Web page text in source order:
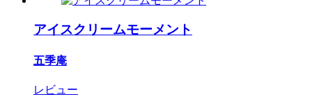
アイスクリームモーメント
五季庵
レビュー